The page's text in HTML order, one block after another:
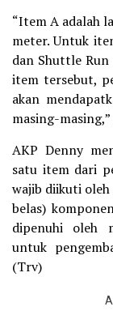
“Item A adalah
meter. Untuk
dan Shuttle
item tersebut,
akan
masing-
AKP Denny
satu item dari
wajib diikuti
belas)
dipenuhi oleh
untuk
(Trv)